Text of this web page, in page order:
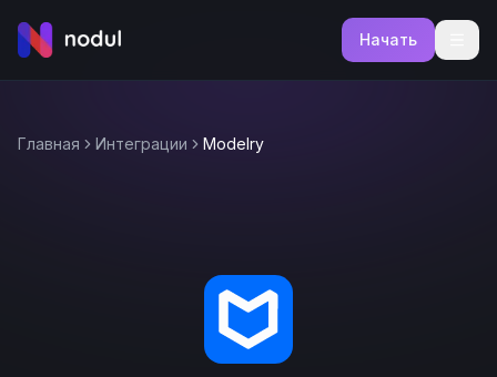
Начать
Главная Интеграции Modelry